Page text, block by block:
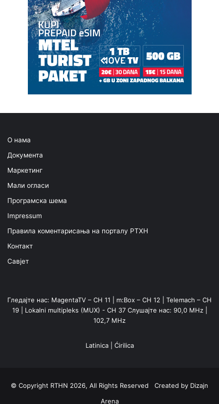
О нама
Документа
Маркетинг
Мали огласи
Програмска шема
Impressum
Правила коментарисања на порталу РТХН
Контакт
Савјет
Гледајте нас: MagentaTV – CH 11 | m:Box – CH 12 | Telemach – CH
19 | Lokalni multipleks (MUX) - CH 37 Слушајте нас: 90,0 MHz |
102,7 MHz
Latinica| Ćirilica
© Copyright RTHN 2026, All Rights Reserved Created by Dizajn
Arena